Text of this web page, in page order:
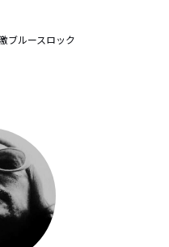
ブルースロック